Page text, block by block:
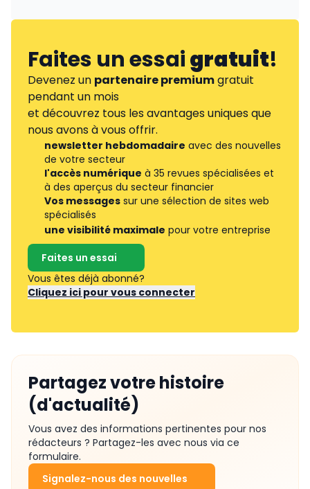
Faites un essaigratuit!
Devenez un partenaire premiumgratuit
pendant un mois
et découvrez tous les avantages uniques que
nous avons à vous offrir.
newsletter hebdomadaire avec des nouvelles
de votre secteur
l'accès numérique à 35 revues spécialisées et
à des aperçus du secteur financier
Vos messages sur une sélection de sites web
spécialisés
une visibilité maximale pour votre entreprise
Faites un essai
Vous êtes déjà abonné?
Cliquez ici pour vous connecter
Partagez votre histoire
(d'actualité)
Vous avez des informations pertinentes pour nos
rédacteurs ? Partagez-les avec nous via ce
formulaire.
Signalez-nous des nouvelles